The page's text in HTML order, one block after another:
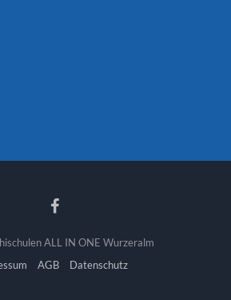
ALL IN ONE Wurzeralm
AGB Datenschutz